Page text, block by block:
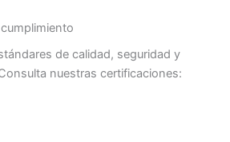
de calidad, seguridad y
nuestras certificaciones: